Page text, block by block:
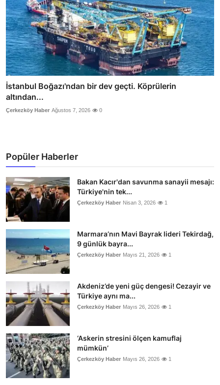
İstanbul Boğazı'ndan bir dev geçti. Köprülerin
altından...
Çerkezköy Haber Ağustos 7, 2026 0
Popüler Haberler
Bakan Kacır'dan savunma sanayii mesajı:
Türkiye'nin tek...
Çerkezköy Haber Nisan 3, 2026 1
Marmara’nın Mavi Bayrak lideri Tekirdağ,
9 günlük bayra...
Çerkezköy Haber Mayıs 21, 2026 1
Akdeniz’de yeni güç dengesi! Cezayir ve
Türkiye aynı ma...
Çerkezköy Haber Mayıs 26, 2026 1
‘Askerin stresini ölçen kamuflaj
mümkün’
Çerkezköy Haber Mayıs 26, 2026 1